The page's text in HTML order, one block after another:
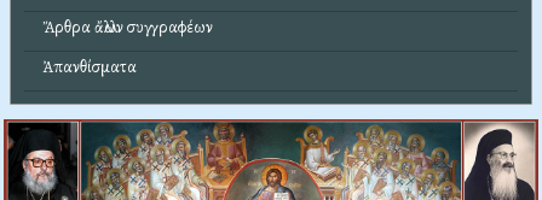
Ἄρθρα ἄλλων συγγραφέων
Ἀπανθίσματα